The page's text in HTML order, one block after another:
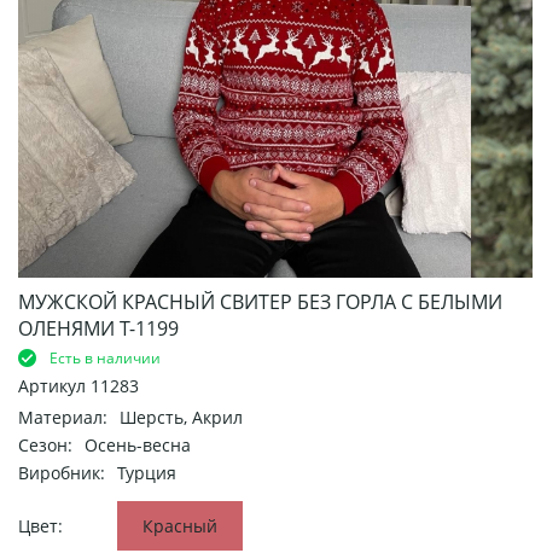
МУЖСКОЙ КРАСНЫЙ СВИТЕР БЕЗ ГОРЛА С БЕЛЫМИ
ОЛЕНЯМИ Т-1199
Есть в наличии
Артикул 11283
Материал:
Шерсть, Акрил
Сезон: Осень-весна
Виробник: Турция
Цвет: Красный